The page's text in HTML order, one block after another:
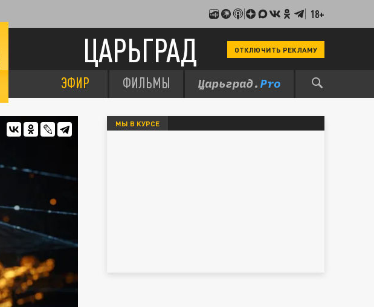
18+
ЦАРЬГРАД ОТКЛЮЧИТЬ РЕКЛАМУ
ЭФИР ФИЛЬМЫ
МЫ В КУРСЕ